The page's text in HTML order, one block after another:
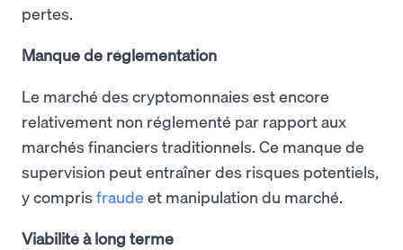
pertes.
Manque de réglementation
Le marché des cryptomonnaies est encore
relativement non réglementé par rapport aux
marchés financiers traditionnels. Ce manque de
supervision peut entraîner des risques potentiels,
y compris fraude et manipulation du marché.
Viabilité à long terme